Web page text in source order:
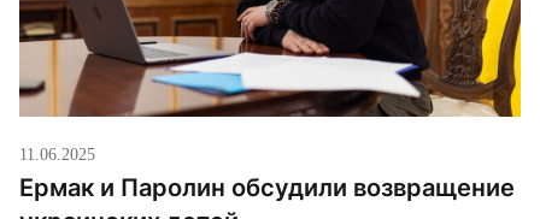
11.06.2025
Ермак и Паролин обсудили возвращение